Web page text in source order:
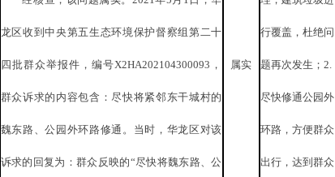
龙区收到中央第五生态环境保护督察组第二十
四批群众举报件，编号X2HA202104300093，
群众诉求的内容包含：尽快将紧邻东干城村的
魏东路、公园外环路修通。当时，华龙区对该
诉求的回复为：群众反映的“尽快将魏东路、公
属实
行覆盖，杜绝问
题再次发生；2.
尽快修通公园外
环路，方便群众
出行，达到群众